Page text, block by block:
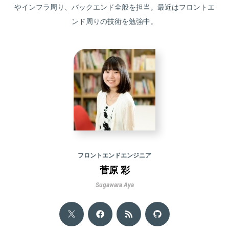
やインフラ周り、バックエンド全般を担当。最近はフロントエ
ンド周りの技術を勉強中。
フロントエンドエンジニア
菅原 彩
Sugawara Aya